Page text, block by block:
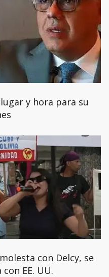
y hora para su
con Delcy, se
EE. UU.